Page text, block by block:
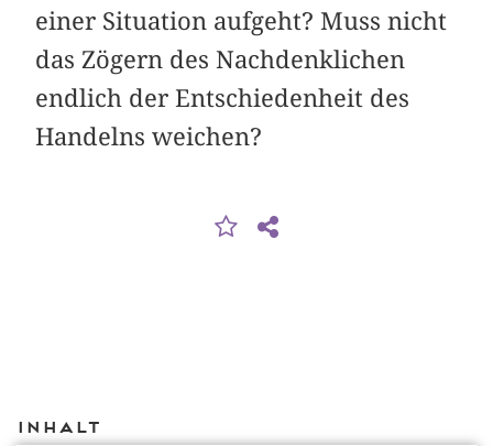
einer Situation aufgeht? Muss nicht
das Zögern des Nachdenklichen
end­lich der Entschiedenheit des
Handelns weichen?
Inhalt